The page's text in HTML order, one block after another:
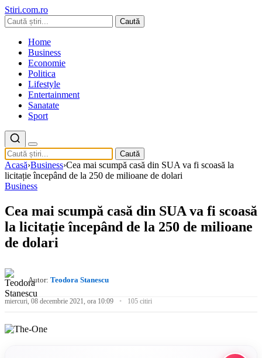
Stiri.com.ro
Caută
Home
Business
Economie
Politica
Lifestyle
Entertainment
Sanatate
Sport
Caută
Acasă›Business›Cea mai scumpă casă din SUA va fi scoasă la
licitație începând de la 250 de milioane de dolari
Business
Cea mai scumpă casă din SUA va fi scoasă
la licitație începând de la 250 de milioane
de dolari
Autor: Teodora Stanescu
miercuri, 08 decembrie 2021, ora 10:09 105 citiri